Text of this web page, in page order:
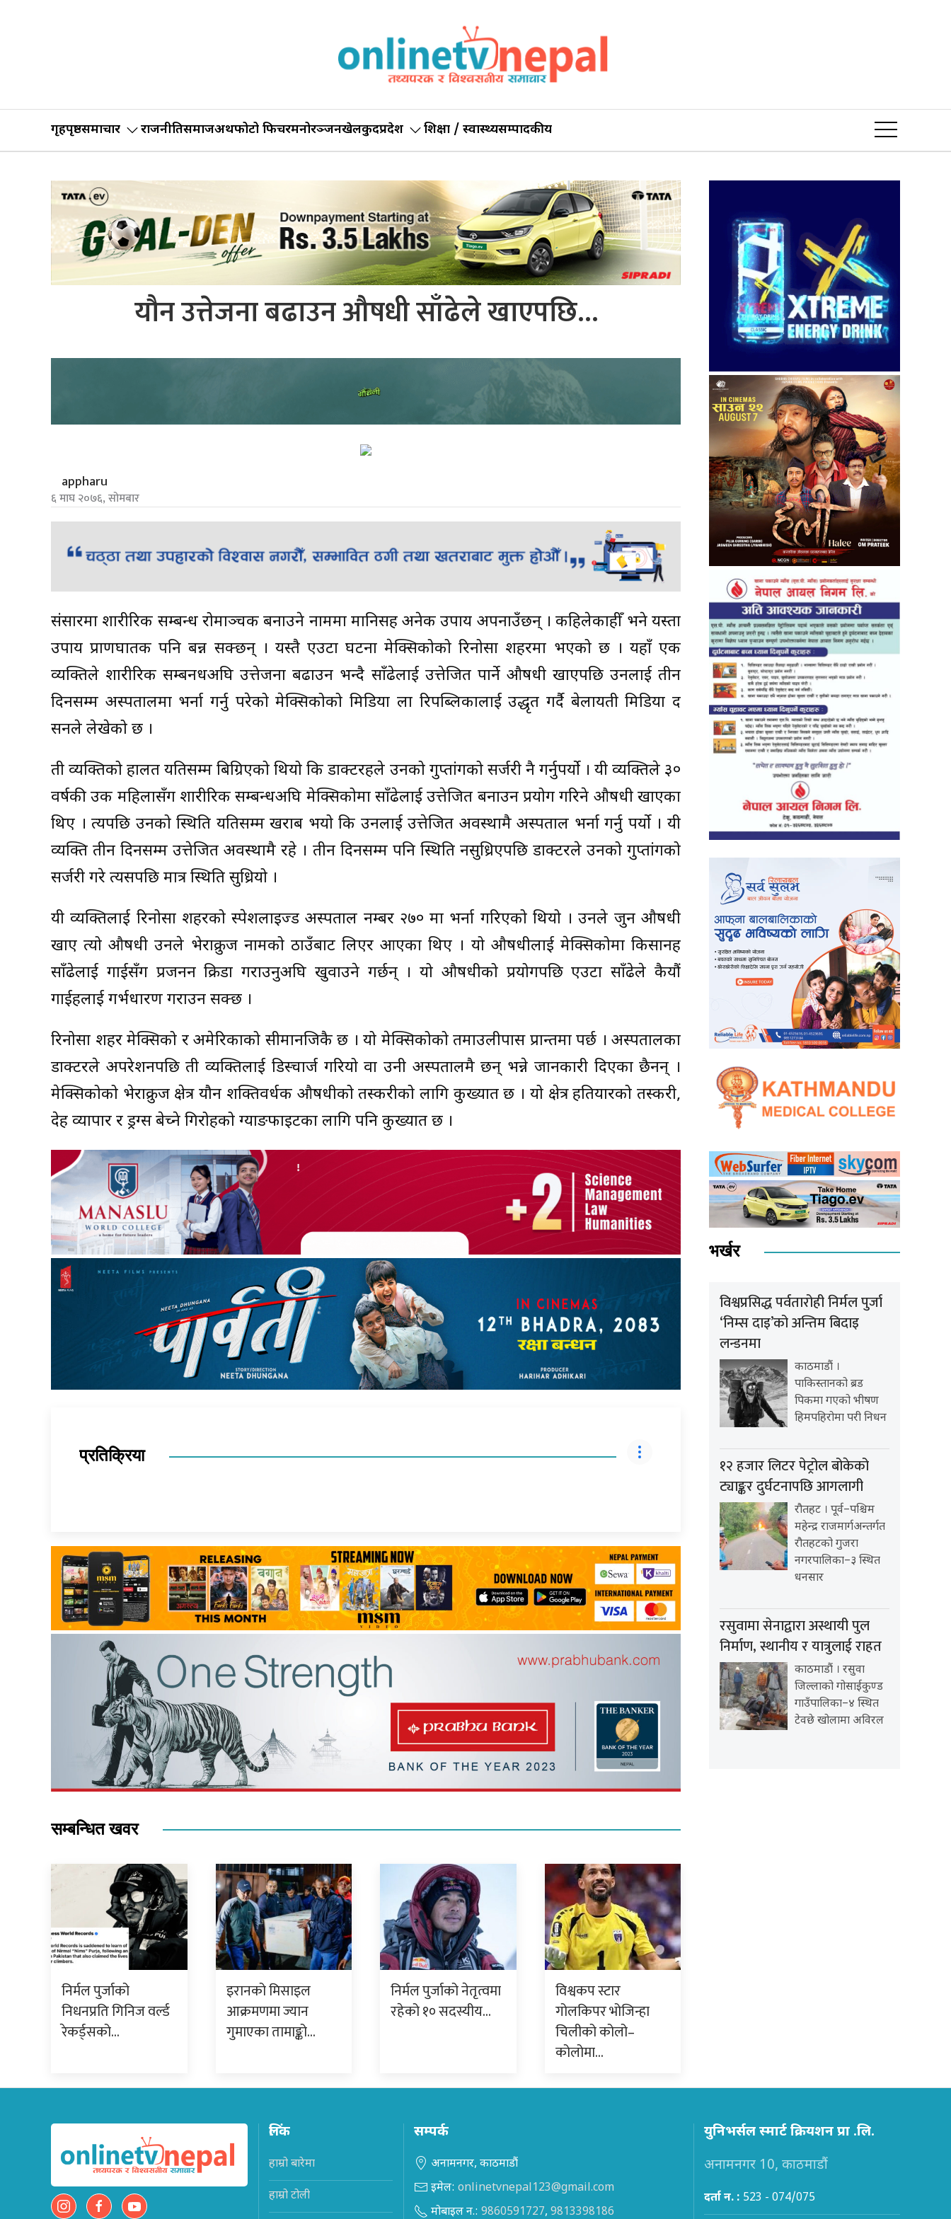
गृहपृष्ठसमाचार राजनीतिसमाजअर्थफोटो फिचरमनोरञ्जनखेलकुदप्रदेश शिक्षा / स्वास्थ्यसम्पादकीय
यौन उत्तेजना बढाउन औषधी साँढेले खाएपछि…
appharu
६ माघ २०७६, सोमबार
संसारमा शारीरिक सम्बन्ध रोमाञ्चक बनाउने नाममा मानिसहरु अनेक उपाय अपनाउँछन् । कहिलेकाहीँ भने यस्ता
उपाय प्राणघातक पनि बन्न सक्छन् । यस्तै एउटा घटना मेक्सिकोको रिनोसा शहरमा भएको छ । यहाँ एक
व्यक्तिले शारीरिक सम्बनधअघि उत्तेजना बढाउन भन्दै साँढेलाई उत्तेजित पार्ने औषधी खाएपछि उनलाई तीन
दिनसम्म अस्पतालमा भर्ना गर्नु परेको मेक्सिकोको मिडिया ला रिपब्लिकालाई उद्धृत गर्दै बेलायती मिडिया द
सनले लेखेको छ ।
ती व्यक्तिको हालत यतिसम्म बिग्रिएको थियो कि डाक्टरहरुले उनको गुप्तांगको सर्जरी नै गर्नुपर्यो । यी व्यक्तिले ३०
वर्षकी उक महिलासँग शारीरिक सम्बन्धअघि मेक्सिकोमा साँढेलाई उत्तेजित बनाउन प्रयोग गरिने औषधी खाएका
थिए । त्यपछि उनको स्थिति यतिसम्म खराब भयो कि उनलाई उत्तेजित अवस्थामै अस्पताल भर्ना गर्नु पर्यो । यी
व्यक्ति तीन दिनसम्म उत्तेजित अवस्थामै रहे । तीन दिनसम्म पनि स्थिति नसुध्रिएपछि डाक्टरले उनको गुप्तांगको
सर्जरी गरे त्यसपछि मात्र स्थिति सुध्रियो ।
यी व्यक्तिलाई रिनोसा शहरको स्पेशलाइज्ड अस्पताल नम्बर २७० मा भर्ना गरिएको थियो । उनले जुन औषधी
खाए त्यो औषधी उनले भेराक्रुज नामको ठाउँबाट लिएर आएका थिए । यो औषधीलाई मेक्सिकोमा किसानहरु
साँढेलाई गाईसँग प्रजनन क्रिडा गराउनुअघि खुवाउने गर्छन् । यो औषधीको प्रयोगपछि एउटा साँढेले कैयौं
गाईहरुलाई गर्भधारण गराउन सक्छ ।
रिनोसा शहर मेक्सिको र अमेरिकाको सीमानजिकै छ । यो मेक्सिकोको तमाउलीपास प्रान्तमा पर्छ । अस्पतालका
डाक्टरले अपरेशनपछि ती व्यक्तिलाई डिस्चार्ज गरियो वा उनी अस्पतालमै छन् भन्ने जानकारी दिएका छैनन् ।
मेक्सिकोको भेराक्रुज क्षेत्र यौन शक्तिवर्धक औषधीको तस्करीको लागि कुख्यात छ । यो क्षेत्र हतियारको तस्करी,
देह व्यापार र ड्रग्स बेच्ने गिरोहको ग्याङफाइटका लागि पनि कुख्यात छ ।
प्रतिक्रिया
सम्बन्धित खवर
निर्मल पुर्जाको
निधनप्रति गिनिज वर्ल्ड
रेकर्ड्सको…
इरानको मिसाइल
आक्रमणमा ज्यान
गुमाएका तामाङ्को…
निर्मल पुर्जाको नेतृत्वमा
रहेको १० सदस्यीय…
विश्वकप स्टार
गोलकिपर भोजिन्हा
चिलीको कोलो–
कोलोमा…
भर्खर
विश्वप्रसिद्ध पर्वतारोही निर्मल पुर्जा
‘निम्स दाइ’को अन्तिम बिदाइ
लन्डनमा
काठमाडौं ।
पाकिस्तानको ब्रड
पिकमा गएको भीषण
हिमपहिरोमा परी निधन
१२ हजार लिटर पेट्रोल बोकेको
ट्याङ्कर दुर्घटनापछि आगलागी
रौतहट । पूर्व–पश्चिम
महेन्द्र राजमार्गअन्तर्गत
रौतहटको गुजरा
नगरपालिका–३ स्थित
धनसार
रसुवामा सेनाद्वारा अस्थायी पुल
निर्माण, स्थानीय र यात्रुलाई राहत
काठमाडौं । रसुवा
जिल्लाको गोसाईकुण्ड
गाउँपालिका–४ स्थित
टेवछे खोलामा अविरल
लिंक
हाम्रो बारेमा
हाम्रो टोली
सम्पर्क
अनामनगर, काठमाडौं
इमेल: onlinetvnepal123@gmail.com
मोबाइल न.: 9860591727, 9813398186
युनिभर्सल स्मार्ट क्रियशन प्रा .लि.
अनामनगर 10, काठमाडौं
दर्ता न. : 523 - 074/075